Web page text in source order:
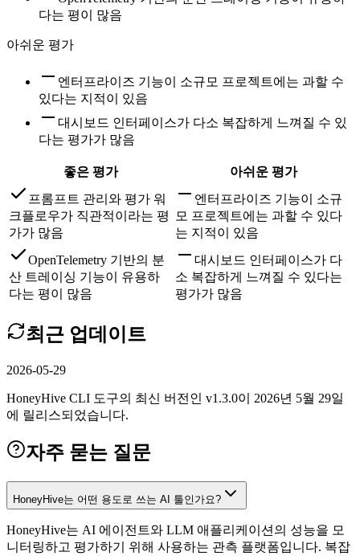
다는 평이 많음
아쉬운 평가
엔터프라이즈 기능이 소규모 프로젝트에는 과할 수
있다는 지적이 있음
대시보드 인터페이스가 다소 복잡하게 느껴질 수 있
다는 평가가 많음
좋은 평가
아쉬운 평가
프롬프트 관리와 평가 워
크플로우가 직관적이라는 평
가가 많음
엔터프라이즈 기능이 소규
모 프로젝트에는 과할 수 있다
는 지적이 있음
OpenTelemetry 기반의 분
산 트레이싱 기능이 유용하
다는 평이 많음
대시보드 인터페이스가 다
소 복잡하게 느껴질 수 있다는
평가가 많음
최근 업데이트
2026-05-29
HoneyHive CLI 도구의 최신 버전인 v1.3.0이 2026년 5월 29일
에 릴리스되었습니다.
자주 묻는 질문
HoneyHive는 어떤 용도로 쓰는 AI 툴인가요?
HoneyHive는 AI 에이전트와 LLM 애플리케이션의 성능을 모
니터링하고 평가하기 위해 사용하는 관측 플랫폼입니다. 복잡